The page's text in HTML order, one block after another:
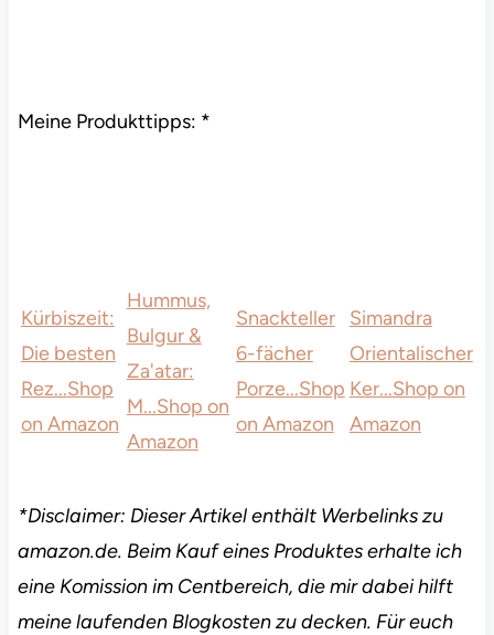
Meine Produkttipps: *
Kürbiszeit:
Die besten
Rez...Shop
on Amazon
Hummus,
Bulgur &
Za'atar:
M...Shop on
Amazon
Snackteller
6-fächer
Porze...Shop
on Amazon
Simandra
Orientalischer
Ker...Shop on
Amazon
*Disclaimer: Dieser Artikel enthält Werbelinks zu
amazon.de. Beim Kauf eines Produktes erhalte ich
eine Komission im Centbereich, die mir dabei hilft
meine laufenden Blogkosten zu decken. Für euch